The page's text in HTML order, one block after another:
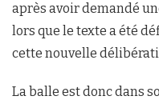
après avoir demandé
lors que le texte a été
cette nouvelle
La balle est donc dans